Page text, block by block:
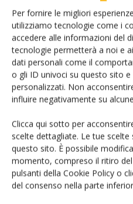
Per fornire le migliori
utilizziamo tecnologie come i
accedere alle informazioni del
tecnologie permetterà a noi e
dati personali come il
o gli ID univoci su questo sito
personalizzati. Non
influire negativamente su
Clicca qui sotto per
scelte dettagliate. Le tue
questo sito. È possibile
momento, compreso il ritiro
pulsanti della Cookie Policy o
del consenso nella parte
estero, in Turchia.
«Gli imprenditori frutticoli
ombelicale con la cultura
aziendali che beneficiano di
tecnica, alla ricerca di qualità
tali esigenze, in molti, per i
varietà estere, in parte
cv Verna, diffusa nell’ area
attitudine a rifiorire può
base alla seconda fioritura,
ottobre. È una cv molto